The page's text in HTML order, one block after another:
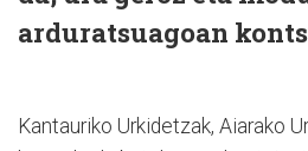
arduratsuagoan
Kantauriko Urkidetzak, Aiarako